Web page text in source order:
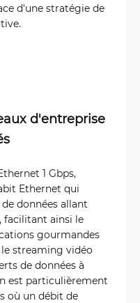
d'une stratégie de
d'entreprise
1 Gbps,
Ethernet qui
données allant
facilitant ainsi le
gourmandes
streaming vidéo
de données à
est particulièrement
où un débit de